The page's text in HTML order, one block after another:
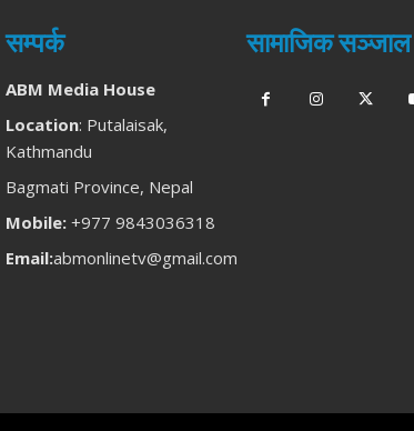
सम्पर्क
ABM Media House
Location: Putalaisak,
Kathmandu
Bagmati Province, Nepal
Mobile:+977 9843036318
Email:abmonlinetv@gmail.com
सामाजिक सञ्जाल